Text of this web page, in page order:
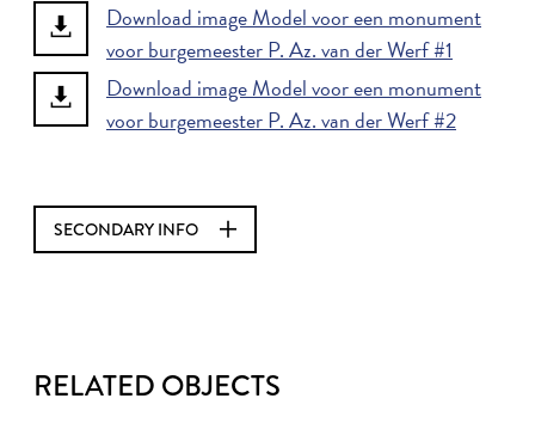
Download image Model voor een monument
voor burgemeester P. Az. van der Werf #1
Download image Model voor een monument
voor burgemeester P. Az. van der Werf #2
SECONDARY INFO
RELATED OBJECTS